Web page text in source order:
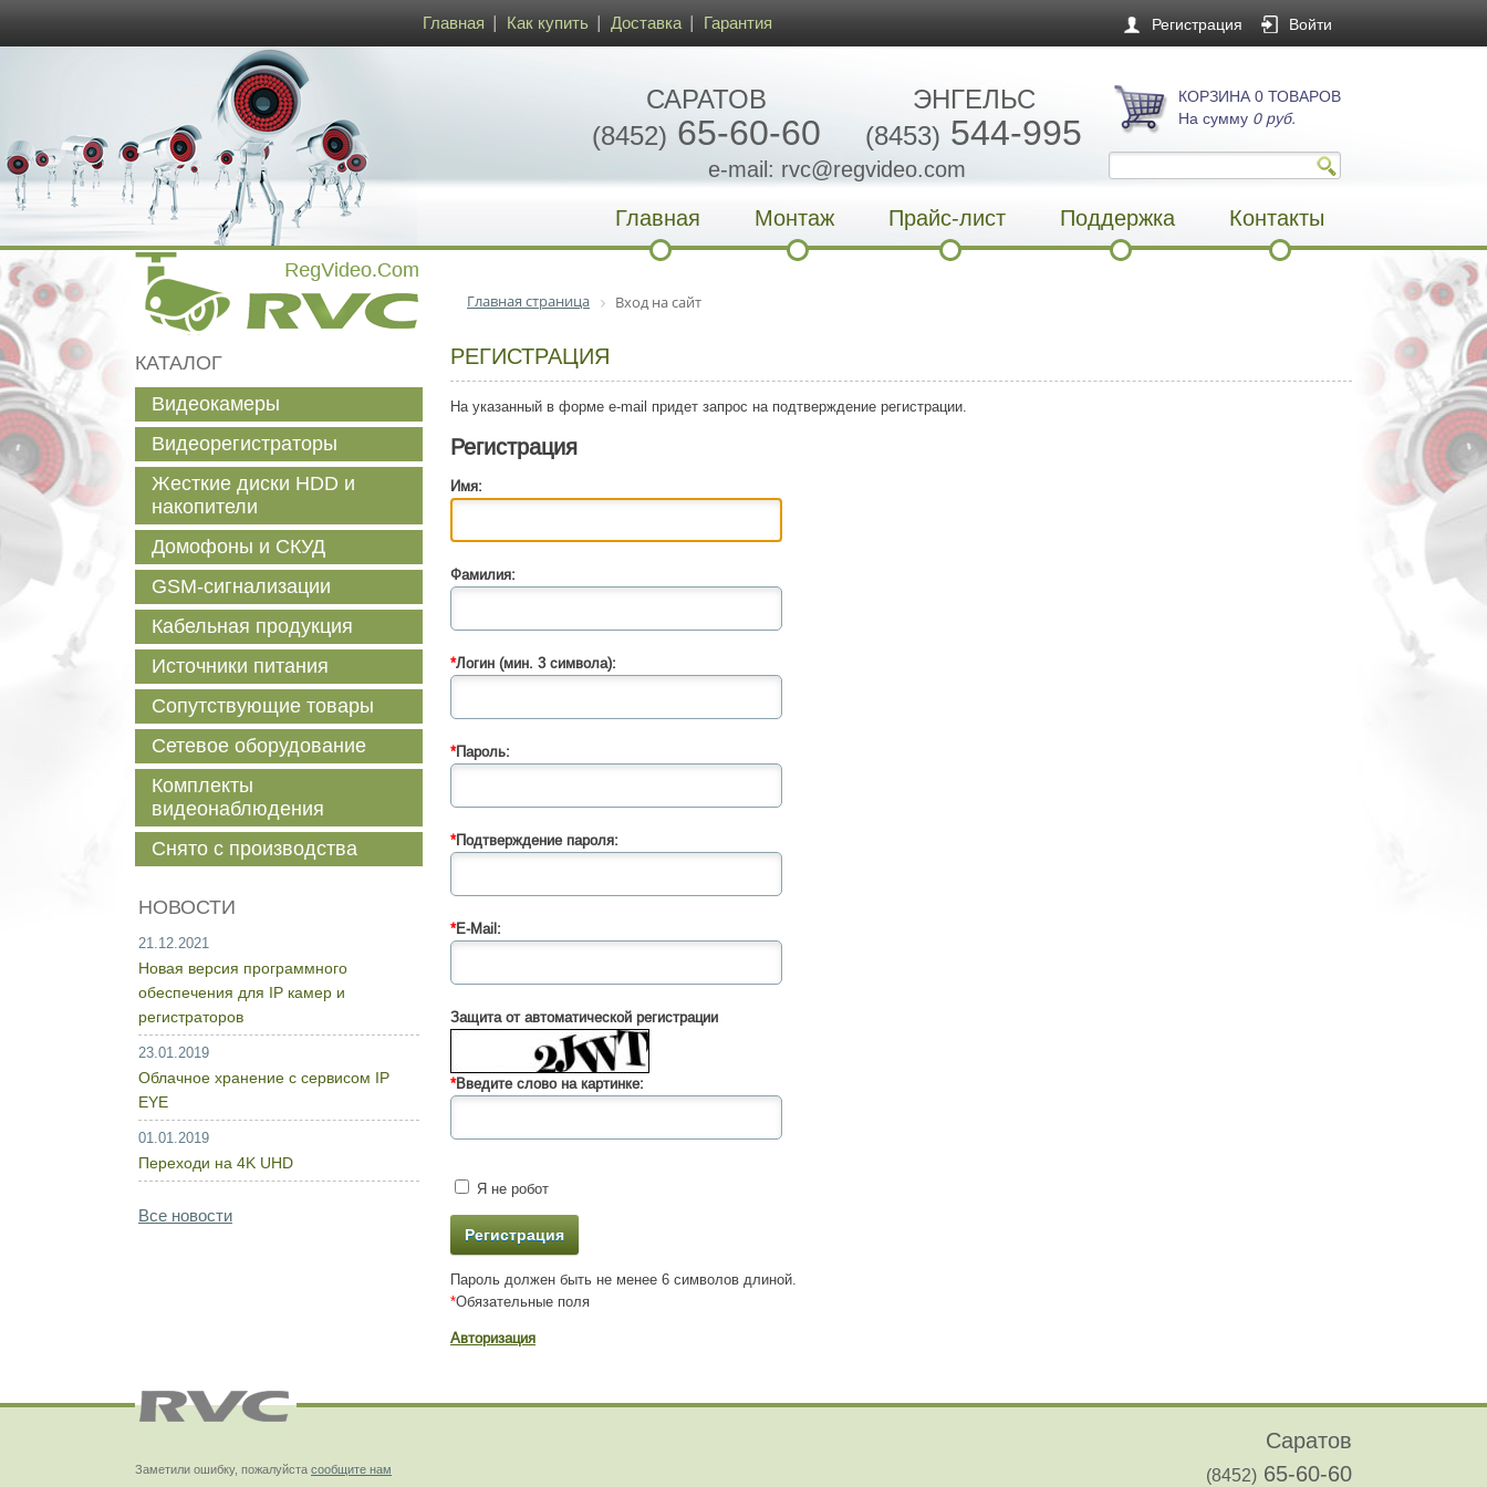
Главная Как купить Доставка Гарантия Регистрация Войти
САРАТОВ
(8452) 65-60-60
ЭНГЕЛЬС
(8453) 544-995
e-mail: rvc@regvideo.com
КОРЗИНА 0 ТОВАРОВ
На сумму 0 руб.
Главная Монтаж Прайс-лист Поддержка Контакты
Главная страница Вход на сайт
РЕГИСТРАЦИЯ
На указанный в форме e-mail придет запрос на подтверждение регистрации.
Регистрация
Имя:
Фамилия:
*Логин (мин. 3 символа):
*Пароль:
*Подтверждение пароля:
*E-Mail:
Защита от автоматической регистрации
*Введите слово на картинке:
Я не робот
Пароль должен быть не менее 6 символов длиной.
*Обязательные поля
Авторизация
КАТАЛОГ
Видеокамеры
Видеорегистраторы
Жесткие диски HDD и
накопители
Домофоны и СКУД
GSM-сигнализации
Кабельная продукция
Источники питания
Сопутствующие товары
Сетевое оборудование
Комплекты
видеонаблюдения
Снято с производства
НОВОСТИ
21.12.2021
Новая версия программного
обеспечения для IP камер и
регистраторов
23.01.2019
Облачное хранение с сервисом IP
EYE
01.01.2019
Переходи на 4K UHD
Все новости
Заметили ошибку, пожалуйста сообщите нам
Саратов
(8452) 65-60-60